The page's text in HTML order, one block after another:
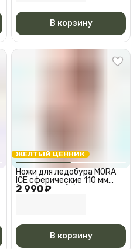
В корзину
ЖЕЛТЫЙ ЦЕННИК
2 990 ₽
Ножи для ледобура MORA
ICE сферические 110 мм
(ICE-SB0029) / Ножи к
В корзину